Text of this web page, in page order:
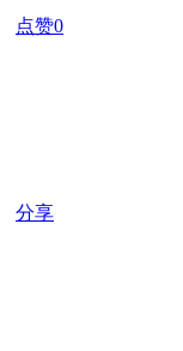
点赞0
分享